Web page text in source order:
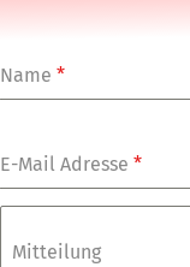
Name*
E-Mail Adresse*
Mitteilung